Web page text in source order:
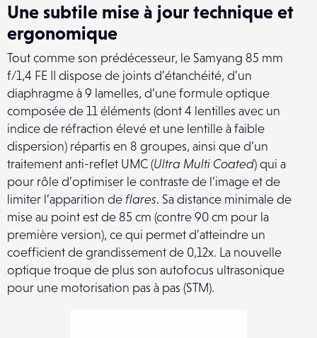
Une subtile mise à jour technique et
ergonomique
Tout comme son prédécesseur, le Samyang 85 mm
f/1,4 FE II dispose de joints d’étanchéité, d’un
diaphragme à 9 lamelles, d’une formule optique
composée de 11 éléments (dont 4 lentilles avec un
indice de réfraction élevé et une lentille à faible
dispersion) répartis en 8 groupes, ainsi que d’un
traitement anti-reflet UMC (Ultra Multi Coated) qui a
pour rôle d’optimiser le contraste de l’image et de
limiter l’apparition de flares. Sa distance minimale de
mise au point est de 85 cm (contre 90 cm pour la
première version), ce qui permet d’atteindre un
coefficient de grandissement de 0,12x. La nouvelle
optique troque de plus son autofocus ultrasonique
pour une motorisation pas à pas (STM).